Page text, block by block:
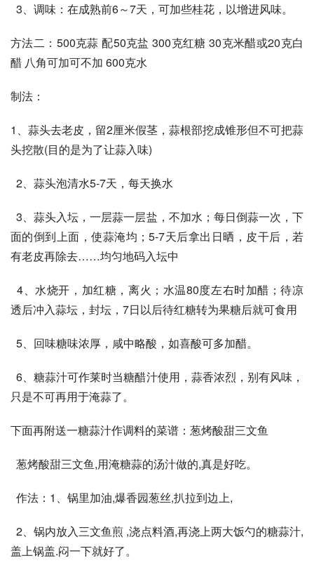
  3、调味：在成熟前6～7天，可加些桂花，以增进风味。
方法二：500克蒜 配50克盐 300克红糖 30克米醋或20克白
醋 八角可加可不加 600克水
制法：
1、蒜头去老皮，留2厘米假茎，蒜根部挖成锥形但不可把蒜
头挖散(目的是为了让蒜入味)
  2、蒜头泡清水5-7天，每天换水
  3、蒜头入坛，一层蒜一层盐，不加水；每日倒蒜一次，下
面的倒到上面，使蒜淹均；5-7天后拿出日晒，皮干后，若
有老皮再除去……均匀地码入坛中
  4、水烧开，加红糖，离火；水温80度左右时加醋；待凉
透后冲入蒜坛，封坛，7日以后待红糖转为果糖后就可食用
  5、回味糖味浓厚，咸中略酸，如喜酸可多加醋。
  6、糖蒜汁可作莱时当糖醋汁使用，蒜香浓烈，别有风味，
只是不可再用于淹蒜了。
下面再附送一糖蒜汁作调料的菜谱：葱烤酸甜三文鱼
  葱烤酸甜三文鱼,用淹糖蒜的汤汁做的,真是好吃。
  作法：1、锅里加油,爆香园葱丝,扒拉到边上,
  2、锅内放入三文鱼煎 ,浇点料酒,再浇上两大饭勺的糖蒜汁,
盖上锅盖.闷一下就好了。